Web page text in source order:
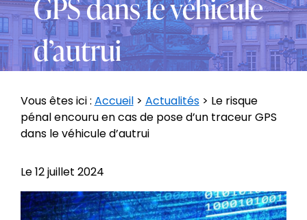
GPS dans le véhicule
d’autrui
Vous êtes ici : Accueil> Actualités> Le risque
pénal encouru en cas de pose d’un traceur GPS
dans le véhicule d’autrui
Le12 juillet 2024